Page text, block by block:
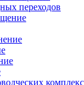
переходов